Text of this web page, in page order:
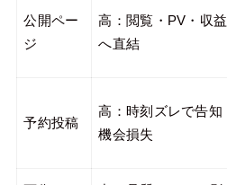
公開ペー
ジ
高：閲覧・PV・収益
へ直結
予約投稿
高：時刻ズレで告知
機会損失